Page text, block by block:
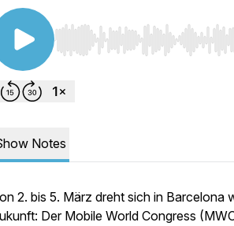
Use Left/Right to seek, Home/
Notes
2. bis 5. März dreht sich in Barcelona
Der Mobile World Congress